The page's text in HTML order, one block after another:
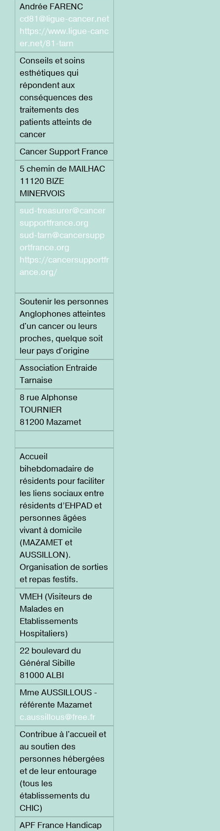
Andrée FARENC
cd81@ligue-cancer.net
https://www.ligue-canc
er.net/81-tarn
Conseils et soins
esthétiques qui
répondent aux
conséquences des
traitements des
patients atteints de
cancer
Cancer Support France
5 chemin de MAILHAC
11120 BIZE
MINERVOIS
sud-treasurer@cancer
supportfrance.org
sud-tarn@cancersupp
ortfrance.org
https://cancersupportfr
ance.org/
Soutenir les personnes
Anglophones atteintes
d'un cancer ou leurs
proches, quelque soit
leur pays d'origine
Association Entraide
Tarnaise
8 rue Alphonse
TOURNIER
81200 Mazamet
Accueil
bihebdomadaire de
résidents pour faciliter
les liens sociaux entre
résidents d’EHPAD et
personnes âgées
vivant à domicile
(MAZAMET et
AUSSILLON).
Organisation de sorties
et repas festifs.
VMEH (Visiteurs de
Malades en
Etablissements
Hospitaliers)
22 boulevard du
Général Sibille
81000 ALBI
Mme AUSSILLOUS -
référente Mazamet
c.aussillous@free.fr
Contribue à l'accueil et
au soutien des
personnes hébergées
et de leur entourage
(tous les
établissements du
CHIC)
APF France Handicap